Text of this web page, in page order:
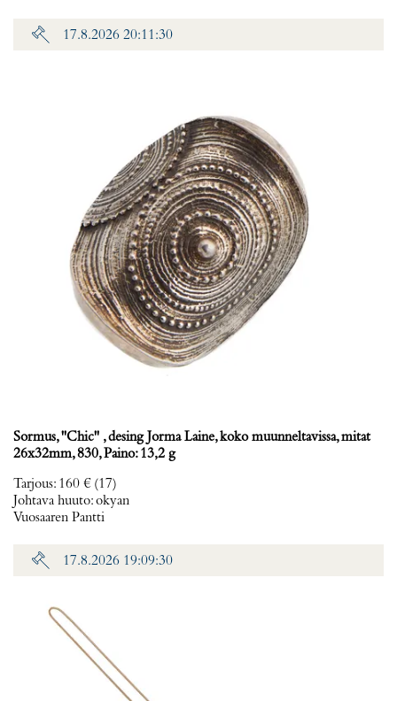
17.8.2026 20:11:30
Sormus, ''Chic'' , desing Jorma Laine, koko muunneltavissa, mitat
26x32mm, 830, Paino: 13,2 g
Tarjous: 160 € (17)
Johtava huuto:okyan
Vuosaaren Pantti
17.8.2026 19:09:30